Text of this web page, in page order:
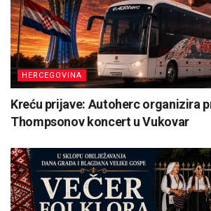
HERCEGOVINA
Kreću prijave: Autoherc organizira
Thompsonov koncert u Vukovar